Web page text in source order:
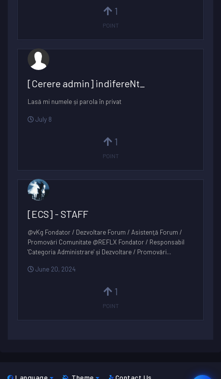
1
POINT
[Cerere admin] indifereNt_
Lasă mi numele și parola în privat
July 8
1
POINT
[ECS] - STAFF
@vKg Fondator / Dezvoltare Forum / Asistenţă Forum /
Promovări Comunitate @REFLX Fondator / Responsabil
'Categoria Administrare' și Dezvoltare / Promovări...
June 20, 2024
1
POINT